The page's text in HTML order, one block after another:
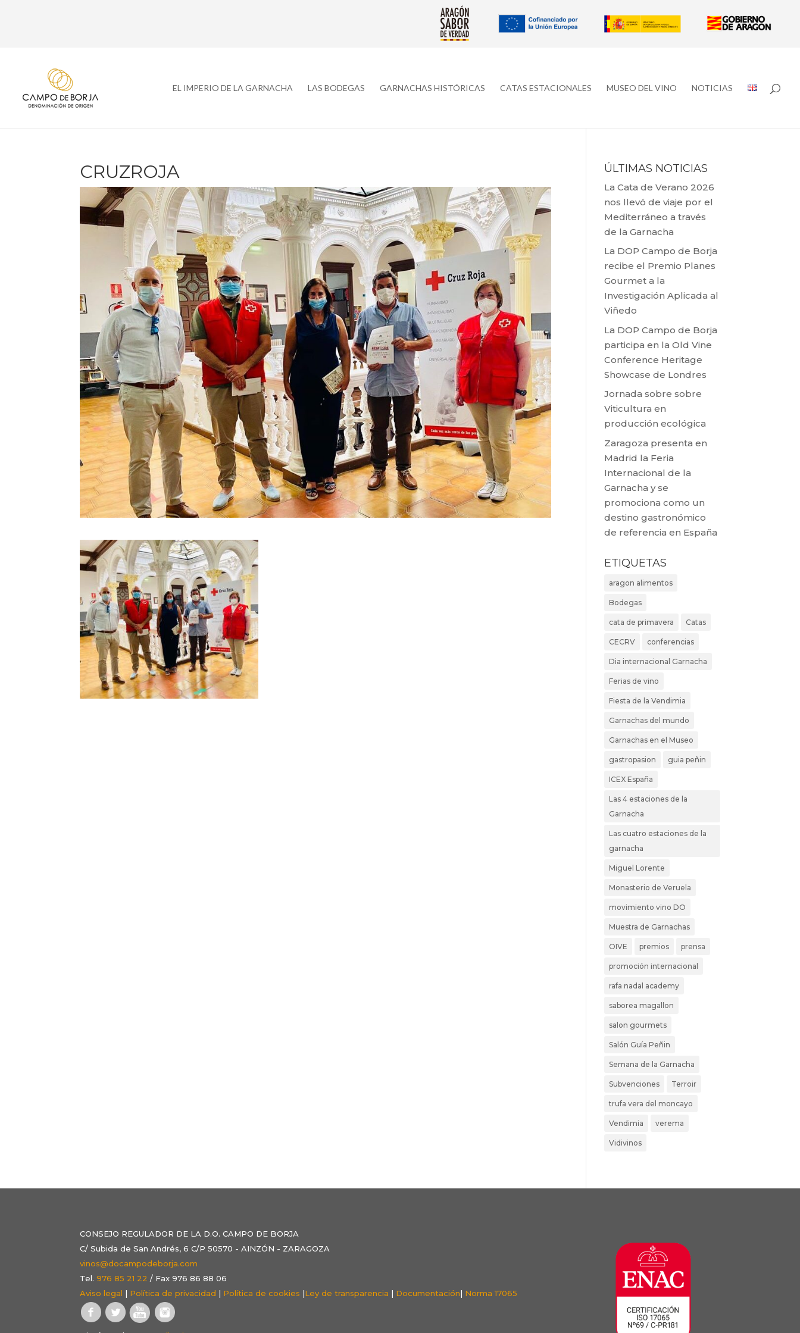
EL IMPERIO DE LA GARNACHA LAS BODEGAS GARNACHAS HISTÓRICAS CATAS ESTACIONALES MUSEO DEL VINO NOTICIAS
CRUZROJA ÚLTIMAS NOTICIAS
La Cata de Verano 2026
nos llevó de viaje por el
Mediterráneo a través
de la Garnacha
La DOP Campo de Borja
recibe el Premio Planes
Gourmet a la
Investigación Aplicada al
Viñedo
La DOP Campo de Borja
participa en la Old Vine
Conference Heritage
Showcase de Londres
Jornada sobre sobre
Viticultura en
producción ecológica
Zaragoza presenta en
Madrid la Feria
Internacional de la
Garnacha y se
promociona como un
destino gastronómico
de referencia en España
ETIQUETAS
aragon alimentos
Bodegas
cata de primavera Catas
CECRV conferencias
Dia internacional Garnacha
Ferias de vino
Fiesta de la Vendimia
Garnachas del mundo
Garnachas en el Museo
gastropasion guia peñin
ICEX España
Las 4 estaciones de la
Garnacha
Las cuatro estaciones de la
garnacha
Miguel Lorente
Monasterio de Veruela
movimiento vino DO
Muestra de Garnachas
OIVE premios prensa
promoción internacional
rafa nadal academy
saborea magallon
salon gourmets
Salón Guía Peñin
Semana de la Garnacha
Subvenciones Terroir
trufa vera del moncayo
Vendimia verema
Vidivinos
CONSEJO REGULADOR DE LA D.O. CAMPO DE BORJA
C/ Subida de San Andrés, 6 C/P 50570 - AINZÓN - ZARAGOZA
vinos@docampodeborja.com
Tel.976 85 21 22 / Fax 976 86 88 06
Aviso legal | Política de privacidad | Política de cookies |Ley de transparencia | Documentación| Norma 17065